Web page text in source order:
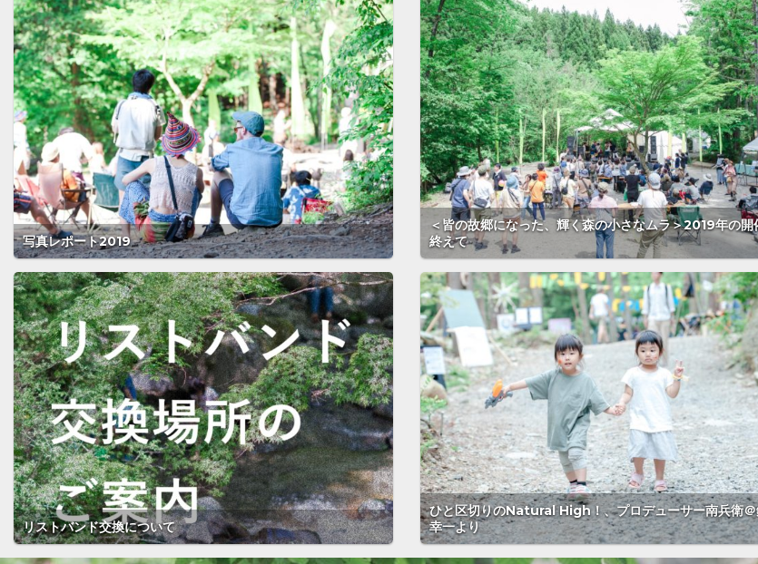
写真レポート2019
＜皆の故郷になった、輝く森の小さなムラ＞2019年の開
終えて
リストバンド交換について
ひと区切りのNatural High！、プロデューサー南兵衛
幸一より